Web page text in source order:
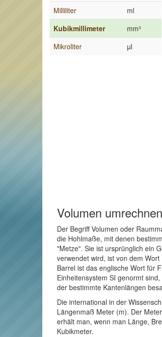
Milliliter
ml
Kubikmillimeter
mm³
Mikroliter
µl
Volumen umrechnen
Der Begriff Volumen oder
die Hohlmaße, mit denen
"Metze". Sie ist ursprünglich ein
verwendet wird, ist von dem
Barrel ist das englische Wort für
Einheitensystem SI genormt
der bestimmte Kantenlängen
Die international in der
Längenmaß Meter (m). Der
erhält man, wenn man Länge,
Kubikmeter.